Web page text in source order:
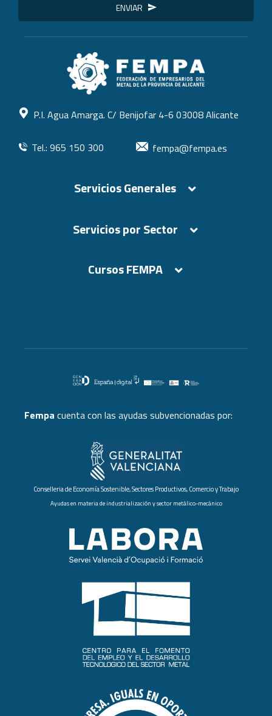
ENVIAR
P.I. Agua Amarga. C/ Benijofar 4-6 03008 Alicante
Tel.: 965 150 300 fempa@fempa.es
Servicios Generales
Servicios por Sector
Cursos FEMPA
Fempa cuenta con las ayudas subvencionadas por:
Conselleria de Economía Sostenible, Sectores Productivos, Comercio y Trabajo
Ayudas en materia de industrialización y sector metálico-mecánico